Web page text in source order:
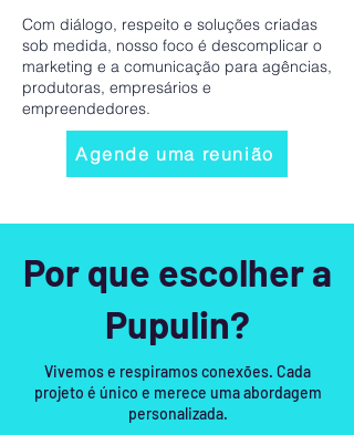
Com diálogo, respeito e soluções criadas
sob medida, nosso foco é descomplicar o
marketing e a comunicação para agências,
produtoras, empresários e
empreendedores.
Agende uma reunião
Por que escolher a
Pupulin?
Vivemos e respiramos conexões. Cada
projeto é único e merece uma abordagem
personalizada.